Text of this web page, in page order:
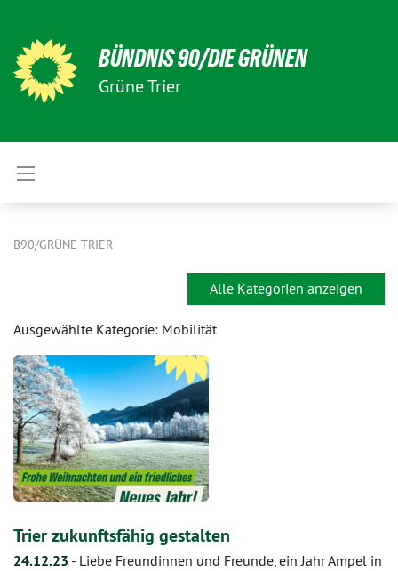
BÜNDNIS 90/DIE GRÜNEN
Grüne Trier
B90/GRÜNE TRIER
Alle Kategorien anzeigen
Ausgewählte Kategorie: Mobilität
Trier zukunftsfähig gestalten
24.12.23 - Liebe Freundinnen und Freunde, ein Jahr Ampel in